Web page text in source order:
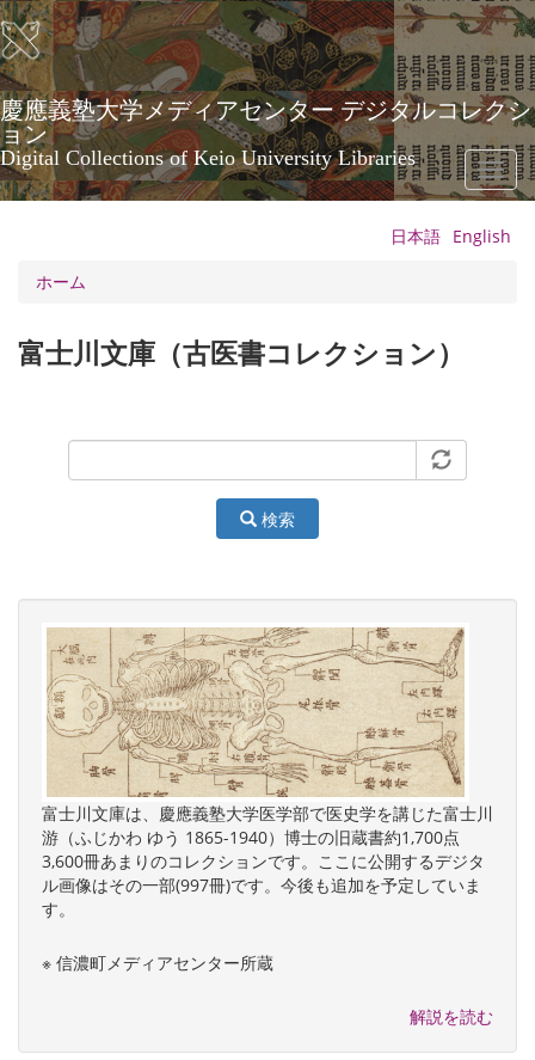
メ
イ
ン
コ
ン
テ
ン
ツ
に
慶應義塾大学メディアセンター デジタルコレクシ
ョン
Digital Collections of Keio University Libraries
Toggle
日本語 English
ホーム
富士川文庫（古医書コレクション）
検索
富士川文庫は、慶應義塾大学医学部で医史学を講じた富士川
游（ふじかわ ゆう 1865-1940）博士の旧蔵書約1,700点
3,600冊あまりのコレクションです。ここに公開するデジタ
ル画像はその一部(997冊)です。今後も追加を予定していま
す。
※ 信濃町メディアセンター所蔵
解説を読む